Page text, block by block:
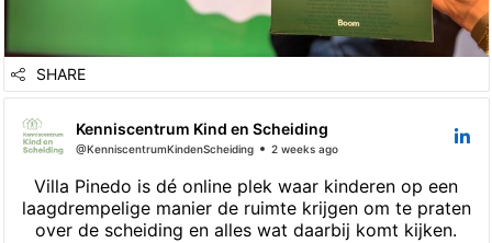
SHARE
Kenniscentrum Kind en Scheiding
@KenniscentrumKindenScheiding 2 weeks ago
Villa Pinedo is dé online plek waar kinderen op een
laagdrempelige manier de ruimte krijgen om te praten
over de scheiding en alles wat daarbij komt kijken.